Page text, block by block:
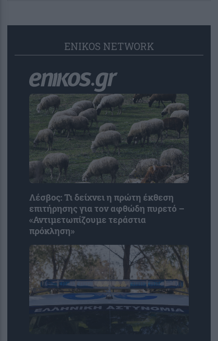
ENIKOS NETWORK
Λέσβος: Τι δείχνει η πρώτη έκθεση
επιτήρησης για τον αφθώδη πυρετό –
«Αντιμετωπίζουμε τεράστια
πρόκληση»